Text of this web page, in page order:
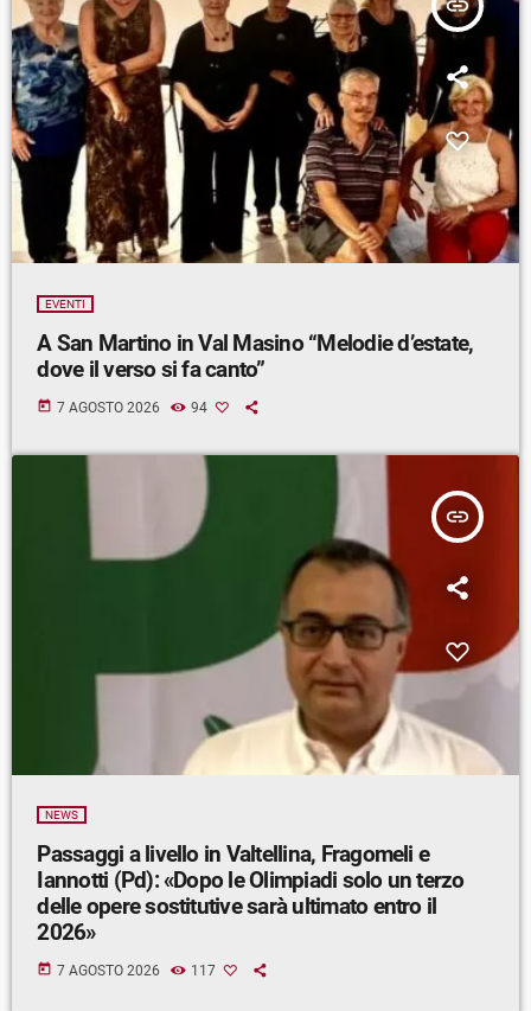
insert_link
EVENTI
A San Martino in Val Masino “Melodie d’estate,
dove il verso si fa canto”
today 7 AGOSTO 2026 94
insert_link
NEWS
Passaggi a livello in Valtellina, Fragomeli e
Iannotti (Pd): «Dopo le Olimpiadi solo un terzo
delle opere sostitutive sarà ultimato entro il
2026»
today 7 AGOSTO 2026 117